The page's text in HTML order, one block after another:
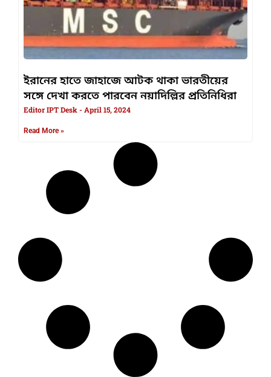
ইরানের হাতে জাহাজে আটক থাকা ভারতীয়ের
সঙ্গে দেখা করতে পারবেন নয়াদিল্লির প্রতিনিধিরা
Editor IPT Desk April 15, 2024
Read More »